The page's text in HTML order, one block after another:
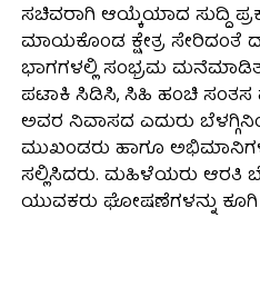
ಸಚಿವರಾಗಿ ಆಯ್ಕೆಯಾದ ಸುದ್ದಿ
ಮಾಯಕೊಂಡ ಕ್ಷೇತ್ರ
ಭಾಗಗಳಲ್ಲಿ ಸಂಭ್ರಮ
ಪಟಾಕಿ ಸಿಡಿಸಿ, ಸಿಹಿ ಹಂಚಿ ಸಂತಸ
ಅವರ ನಿವಾಸದ ಎದುರು
ಮುಖಂಡರು ಹಾಗೂ
ಸಲ್ಲಿಸಿದರು. ಮಹಿಳೆಯರು ಆರತಿ
ಯುವಕರು ಘೋಷಣೆಗಳನ್ನು